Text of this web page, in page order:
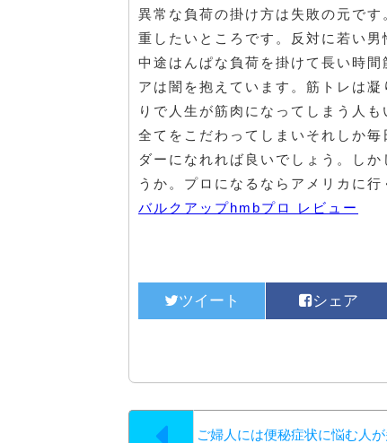
異常な負荷の掛け方は失敗の元で
重したいところです。反対に若い
中途はんぱな負荷を掛けて長い時
アは闇を抱えています。筋トレは
りで人生が筋肉になってしまう人
全てをこだわってしまいそれしか
ダーになれれば良いでしょう。し
うか。プロになるならアメリカに行
バルクアップhmbプロ レビュー
ご婦人には便秘症状に悩む人